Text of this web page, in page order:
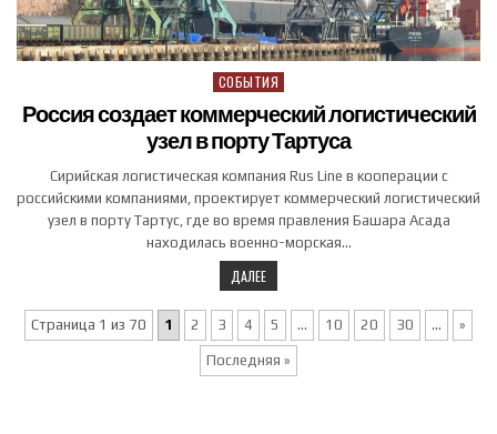
Posted in
СОБЫТИЯ
Россия создает коммерческий логистический
узел в порту Тартуса
Сирийская логистическая компания Rus Line в кооперации с
российскими компаниями, проектирует коммерческий логистический
узел в порту Тартус, где во время правления Башара Асада
находилась военно-морская…
ДАЛЕЕ
Страница 1 из 70 1 2 3 4 5 ... 10 20 30 ... »
Последняя »